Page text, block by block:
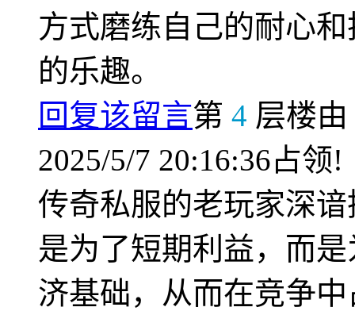
方式磨练自己的耐心
的乐趣。
回复该留言第 4 层楼由
2025/5/7 20:16:36占领!
传奇私服的老玩家深
是为了短期利益，而
济基础，从而在竞争